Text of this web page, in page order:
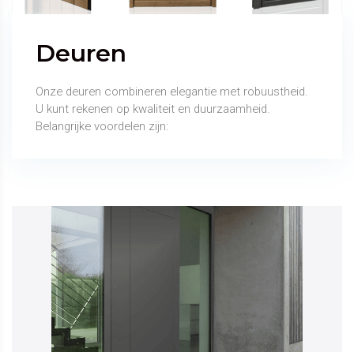
Deuren
Onze deuren combineren elegantie met robuustheid.
U kunt rekenen op kwaliteit en duurzaamheid.
Belangrijke voordelen zijn: